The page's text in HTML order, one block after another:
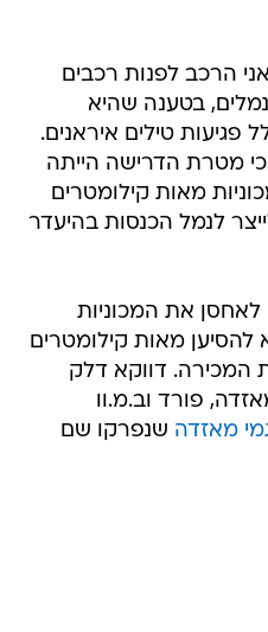
הרכב לפנות רכבים
בטענה שהיא
טילים איראנים.
כי מטרת הדרישה הייתה
מאות קילומטרים
לנמל הכנסות בהיעדר
לאחסן את המכוניות
מאות קילומטרים
המכירה. דווקא דלק
פורד וב.מ.וו
מאזדה שנפרקו שם